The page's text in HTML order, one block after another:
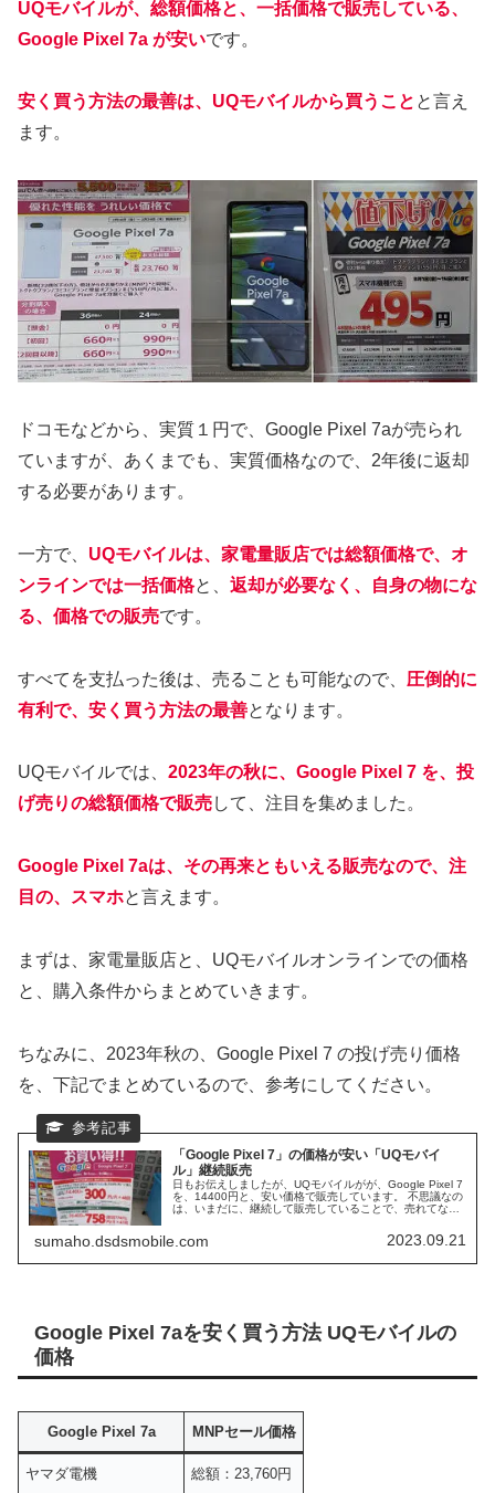
UQモバイルが、総額価格と、一括価格で販売している、
Google Pixel 7a が安いです。
安く買う方法の最善は、UQモバイルから買うこと と言え
ます。
ドコモなどから、実質１円で、Google Pixel 7aが売られ
ていますが、あくまでも、実質価格なので、2年後に返却
する必要があります。
一方で、 UQモバイルは、家電量販店では総額価格で、オ
ンラインでは一括価格と、 返却が必要なく、自身の物にな
る、価格での販売です。
すべてを支払った後は、売ることも可能なので、 圧倒的に
有利で、安く買う方法の最善となります。
UQモバイルでは、 2023年の秋に、Google Pixel 7 を、投
げ売りの総額価格で販売して、注目を集めました。
Google Pixel 7aは、その再来ともいえる販売なので、注
目の、スマホと言えます。
まずは、家電量販店と、UQモバイルオンラインでの価格
と、購入条件からまとめていきます。
ちなみに、2023年秋の、Google Pixel 7 の投げ売り価格
を、下記でまとめているので、参考にしてください。
「Google Pixel 7」の価格が安い「UQモバイ
ル」継続販売
日もお伝えしましたが、UQモバイルがが、Google Pixel 7
を、14400円と、安い価格で販売しています。 不思議なの
は、いまだに、継続して販売していることで、売れてない
格は、今年一番の価格設定になるので、改めて、紹介した
いと思います。
sumaho.dsdsmobile.com 2023.09.21
Google Pixel 7aを安く買う方法 UQモバイルの
価格
Google Pixel 7a MNPセール価格
ヤマダ電機 総額：23,760円